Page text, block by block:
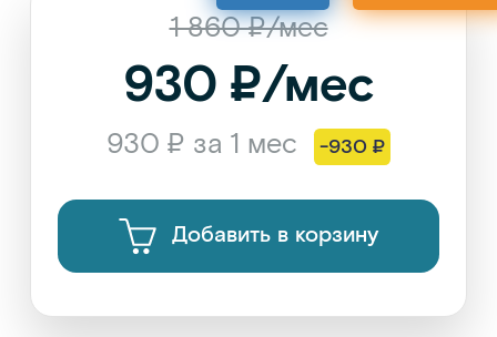
1 860 ₽/мес
930 ₽/мес
930 ₽ за 1 мес -930 ₽
Добавить в корзину